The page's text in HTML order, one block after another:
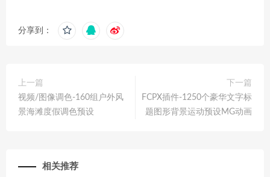
分享到：
上一篇
视频/图像调色-160组户外风
景海滩度假调色预设
下一篇
FCPX插件-1250个豪华文字标
题图形背景运动预设MG动画
相关推荐